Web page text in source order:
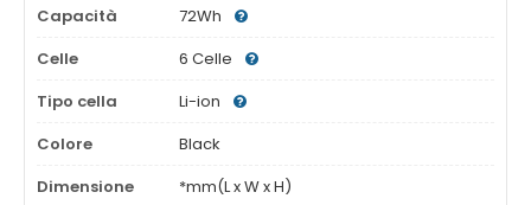
Capacità
72Wh
Celle
6 Celle
Tipo cella
Li-ion
Colore
Black
Dimensione
*mm(L x W x H)